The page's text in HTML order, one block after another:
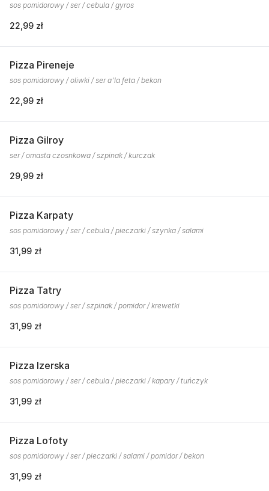
sos pomidorowy / ser / cebula / gyros
22,99 zł
Pizza Pireneje
sos pomidorowy / oliwki / ser a'la feta / bekon
22,99 zł
Pizza Gilroy
ser / omasta czosnkowa / szpinak / kurczak
29,99 zł
Pizza Karpaty
sos pomidorowy / ser / cebula / pieczarki / szynka / salami
31,99 zł
Pizza Tatry
sos pomidorowy / ser / szpinak / pomidor / krewetki
31,99 zł
Pizza Izerska
sos pomidorowy / ser / cebula / pieczarki / kapary / tuńczyk
31,99 zł
Pizza Lofoty
sos pomidorowy / ser / pieczarki / salami / pomidor / bekon
31,99 zł